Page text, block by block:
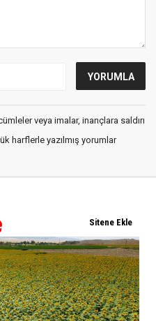
veya imalar, inançlara saldırı
harflerle yazılmış yorumlar